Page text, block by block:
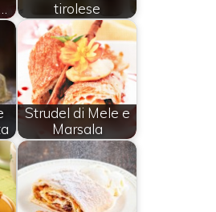
tirolese
Strudel di Mele e
Marsala